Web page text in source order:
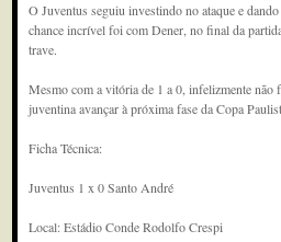
O Juventus seguiu investindo no ataque e
chance incrível foi com Dener, no final da
trave.
Mesmo com a vitória de 1 a 0, infelizmente não
juventina avançar à próxima fase da Copa
Ficha Técnica:
Juventus 1 x 0 Santo André
Local: Estádio Conde Rodolfo Crespi